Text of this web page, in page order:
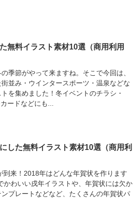
無料イラスト素材10選（商用利用
季節がやって来ますね。そこで今回は、
並み・ウインタースポーツ・温泉などな
を集めました！冬イベントのチラシ・
ードなどにも...
した無料イラスト素材10選（商用利
来！2018年はどんな年賀状を作ります
かわいい戌年イラストや、年賀状には欠か
プレートなどなど、たくさんの年賀状パ